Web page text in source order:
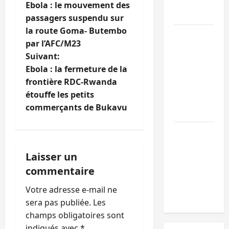
a
v
i
g
a
o
n
d
Ebola : le mouvement des
passagers suspendu sur
la route Goma- Butembo
par l’AFC/M23
Suivant:
Ebola : la fermeture de la
frontière RDC-Rwanda
étouffe les petits
commerçants de Bukavu
Laisser un
commentaire
Votre adresse e-mail ne
sera pas publiée. Les
champs obligatoires sont